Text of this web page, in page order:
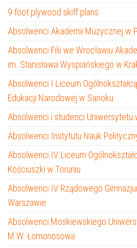
9 foot plywood skiff plans
Absolwenci Akademii Muzycznej w
Absolwenci Filii we Wrocławiu
im. Stanisława Wyspiańskiego w
Absolwenci I Liceum
Edukacji Narodowej w Sanoku
Absolwenci i studenci Uniwersytetu
Absolwenci Instytutu Nauk
Absolwenci IV Liceum
Kościuszki w Toruniu
Absolwenci IV Rządowego
Warszawie
Absolwenci Moskiewskiego
M.W. Łomonosowa